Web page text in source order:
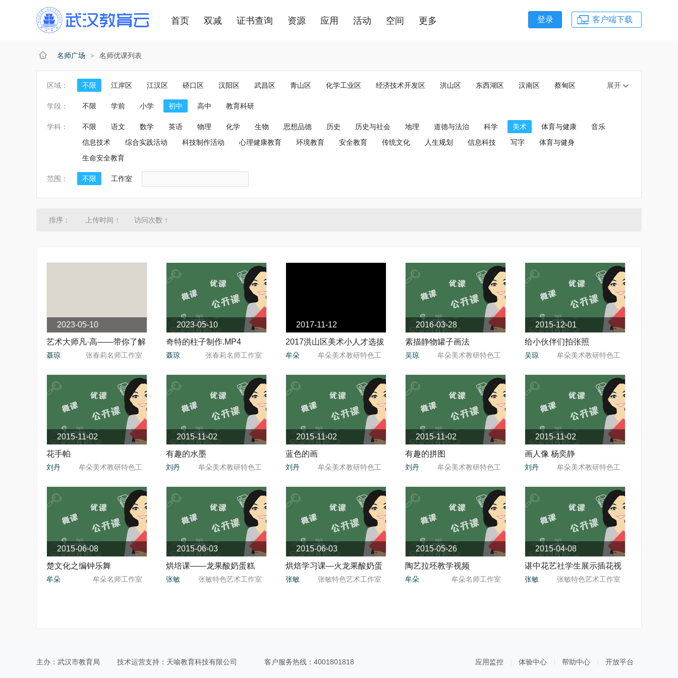
首页 双减 证书查询 资源 应用 活动 空间 更多 登录 客户端下载
名师广场 > 名师优课列表
区域： 不限 江岸区 江汉区 硚口区 汉阳区 武昌区 青山区 化学工业区 经济技术开发区 洪山区 东西湖区 汉南区
蔡甸区
黄陂区 新洲区 东湖新技术开发区
展开
学段： 不限 学前 小学 初中 高中 教育科研
学科： 不限 语文 数学 英语 物理 化学 生物 思想品德 历史 历史与社会 地理 道德与法治 科学 美术 体育与健康
音乐
信息技术
综合实践活动 科技制作活动 心理健康教育 环境教育 安全教育 传统文化 人生规划 信息科技 写字
体育与健身
生命安全教育
范围： 不限 工作室
排序： 上传时间 ↑ 访问次数 ↑
2023-05-10
艺术大师凡·高——带你了解
梵
聂琼 张春莉名师工作室
2023-05-10
奇特的柱子制作.MP4
聂琼 张春莉名师工作室
2017-11-12
2017洪山区美术小人才选拔
赛简
牟朵
牟朵美术教研特色工
2016-03-28
素描静物罐子画法
吴琼
牟朵美术教研特色工
2015-12-01
给小伙伴们拍张照
吴琼
牟朵美术教研特色工
2015-11-02
花手帕
刘丹
牟朵美术教研特色工
2015-11-02
有趣的水墨
刘丹
牟朵美术教研特色工
2015-11-02
蓝色的画
刘丹
牟朵美术教研特色工
2015-11-02
有趣的拼图
刘丹
牟朵美术教研特色工
2015-11-02
画人像 杨奕静
刘丹
牟朵美术教研特色工
2015-06-08
楚文化之编钟乐舞
牟朵 牟朵名师工作室
2015-06-03
烘培课——龙果酸奶蛋糕
张敏 张敏特色艺术工作室
2015-06-03
烘焙学习课—火龙果酸奶蛋
糕
张敏 张敏特色艺术工作室
2015-05-26
陶艺拉坯教学视频
牟朵 牟朵名师工作室
2015-04-08
谌中花艺社学生展示插花视
频
张敏 张敏特色艺术工作室
主办：武汉市教育局 技术运营支持：天喻教育科技有限公司 客户服务热线：4001801818 应用监控 体验中心 帮助中心 开放平台